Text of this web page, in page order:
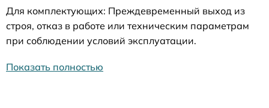
Для комплектующих: Преждевременный выход из
строя, отказ в работе или техническим параметрам
при соблюдении условий эксплуатации.
Показать полностью